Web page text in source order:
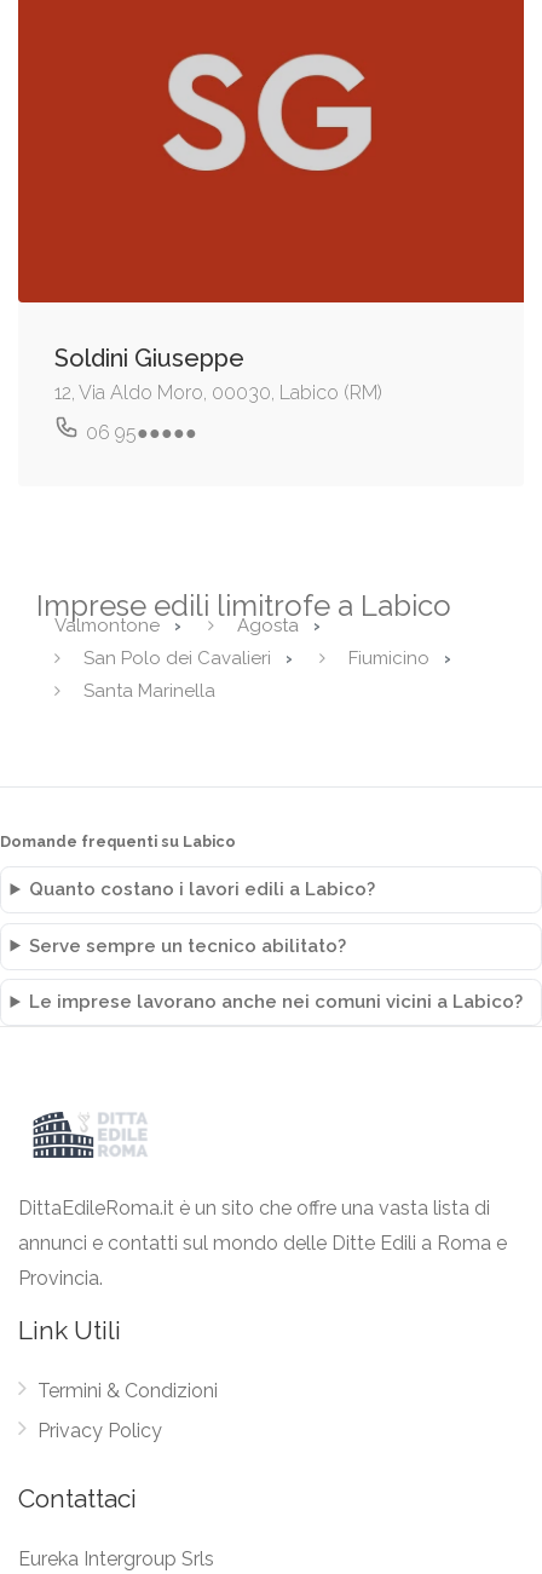
Soldini Giuseppe
12, Via Aldo Moro, 00030, Labico (RM)
06 95●●●●●
Imprese edili limitrofe a Labico
Valmontone
Agosta
San Polo dei Cavalieri
Fiumicino
Santa Marinella
Domande frequenti su Labico
Quanto costano i lavori edili a Labico?
Serve sempre un tecnico abilitato?
Le imprese lavorano anche nei comuni vicini a Labico?
DittaEdileRoma.it è un sito che offre una vasta lista di
annunci e contatti sul mondo delle Ditte Edili a Roma e
Provincia.
Link Utili
Termini & Condizioni
Privacy Policy
Contattaci
Eureka Intergroup Srls